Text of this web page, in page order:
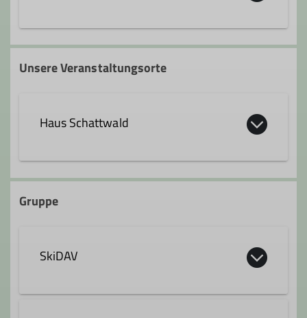
tmechel@skidav.de
Unsere Veranstaltungsorte
Haus Schattwald
Fricken 17 17
Gruppe
SkiDAV